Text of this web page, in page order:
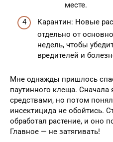
месте.
Карантин: Новые
отдельно от
недель, чтобы
вредителей и
Мне однажды пришлось
паутинного клеща.
средствами, но потом
инсектицида не обойтись.
обработал растение, и оно
Главное — не затягивать!